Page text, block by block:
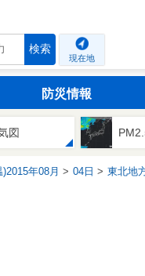
検索
現在地
防災情報
図
年08月 04日 東北地